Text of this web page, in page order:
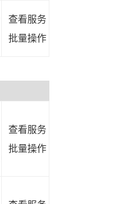
查看服务
批量操作
查看服务
批量操作